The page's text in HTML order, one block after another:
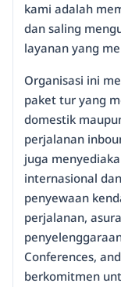
kami adalah
dan saling
layanan yang
Organisasi ini
paket tur yang
domestik
perjalanan
juga
internasional
penyewaan
perjalanan,
Conferences,
berkomitmen